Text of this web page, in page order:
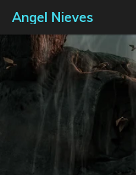
Angel Nieves